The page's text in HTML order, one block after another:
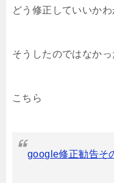
どう修正していいか
そうしたのではなかっ
こちら
google修正勧告そ